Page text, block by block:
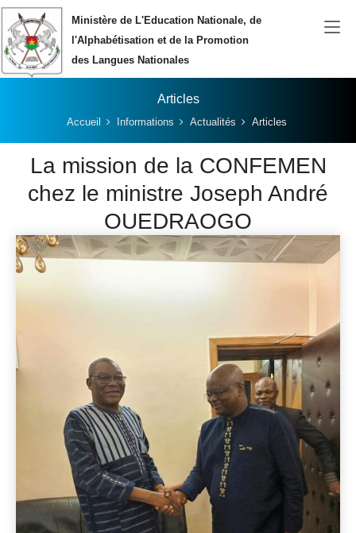
Aller au contenu principalMinistère de L'Education Nationale, de
l'Alphabétisation et de la Promotion
des Langues Nationales
Articles
Vous êtes ici:Accueil Informations Actualités Articles
La mission de la CONFEMEN
chez le ministre Joseph André
OUEDRAOGO